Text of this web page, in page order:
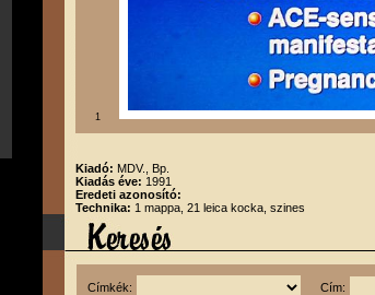
1
Kiadó: MDV., Bp.
Kiadás éve: 1991
Eredeti azonosító:
Technika: 1 mappa, 21 leica kocka, szines
Címkék: Cím: